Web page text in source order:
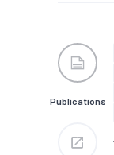
Publications